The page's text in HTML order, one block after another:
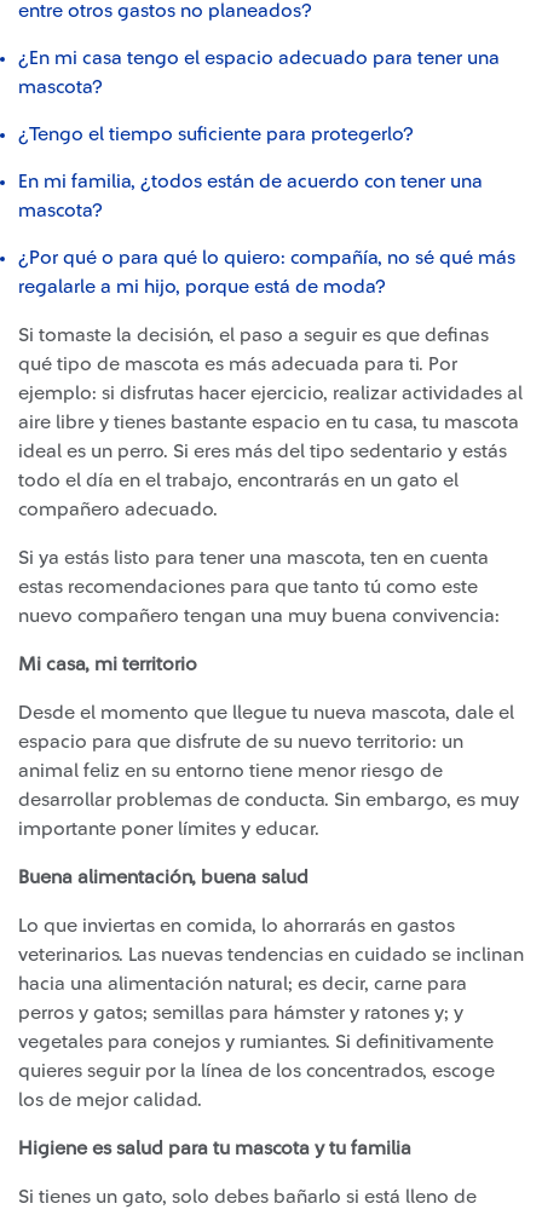
entre otros gastos no planeados?
¿En mi casa tengo el espacio adecuado para tener una
mascota?
¿Tengo el tiempo suficiente para protegerlo?
En mi familia, ¿todos están de acuerdo con tener una
mascota?
¿Por qué o para qué lo quiero: compañía, no sé qué más
regalarle a mi hijo, porque está de moda?
Si tomaste la decisión, el paso a seguir es que definas
qué tipo de mascota es más adecuada para ti. Por
ejemplo: si disfrutas hacer ejercicio, realizar actividades al
aire libre y tienes bastante espacio en tu casa, tu mascota
ideal es un perro. Si eres más del tipo sedentario y estás
todo el día en el trabajo, encontrarás en un gato el
compañero adecuado.
Si ya estás listo para tener una mascota, ten en cuenta
estas recomendaciones para que tanto tú como este
nuevo compañero tengan una muy buena convivencia:
Mi casa, mi territorio
Desde el momento que llegue tu nueva mascota, dale el
espacio para que disfrute de su nuevo territorio: un
animal feliz en su entorno tiene menor riesgo de
desarrollar problemas de conducta. Sin embargo, es muy
importante poner límites y educar.
Buena alimentación, buena salud
Lo que inviertas en comida, lo ahorrarás en gastos
veterinarios. Las nuevas tendencias en cuidado se inclinan
hacia una alimentación natural; es decir, carne para
perros y gatos; semillas para hámster y ratones y; y
vegetales para conejos y rumiantes. Si definitivamente
quieres seguir por la línea de los concentrados, escoge
los de mejor calidad.
Higiene es salud para tu mascota y tu familia
Si tienes un gato, solo debes bañarlo si está lleno de